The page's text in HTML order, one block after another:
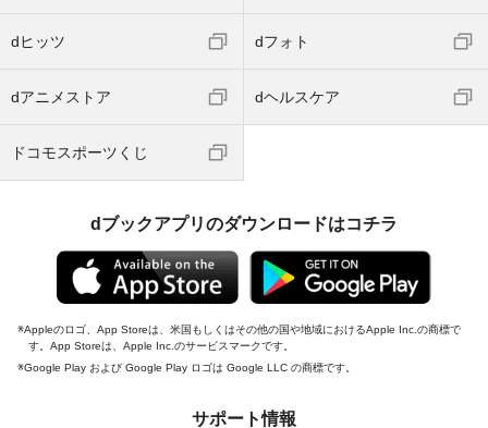
dヒッツ dフォト
dアニメストア dヘルスケア
ドコモスポーツくじ
dブックアプリのダウンロードはコチラ
Appleのロゴ、App Storeは、米国もしくはその他の国や地域におけるApple Inc.の商標で
す。App Storeは、Apple Inc.のサービスマークです。
Google Play および Google Play ロゴは Google LLC の商標です。
サポート情報